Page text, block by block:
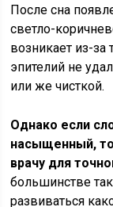
После сна
светло-
возникает из-за
эпителий не
или же чисткой.
Однако если
насыщенный,
врачу для
большинстве
развиваться